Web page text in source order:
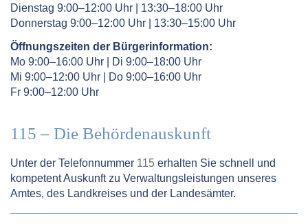
Dienstag 9:00–12:00 Uhr | 13:30–18:00 Uhr
Donnerstag 9:00–12:00 Uhr | 13:30–15:00 Uhr
Öffnungszeiten der Bürgerinformation:
Mo 9:00–16:00 Uhr | Di 9:00–18:00 Uhr
Mi 9:00–12:00 Uhr | Do 9:00–16:00 Uhr
Fr 9:00–12:00 Uhr
115 – Die Behördenauskunft
Unter der Telefonnummer 115 erhalten Sie schnell und
kompetent Auskunft zu Verwaltungsleistungen unseres
Amtes, des Landkreises und der Landesämter.